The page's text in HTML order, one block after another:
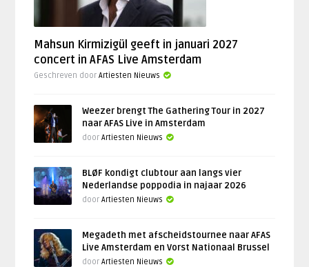
Mahsun Kirmizigül geeft in januari 2027
concert in AFAS Live Amsterdam
Geschreven doorArtiesten Nieuws
Weezer brengt The Gathering Tour in 2027
naar AFAS Live in Amsterdam
doorArtiesten Nieuws
BLØF kondigt clubtour aan langs vier
Nederlandse poppodia in najaar 2026
doorArtiesten Nieuws
Megadeth met afscheidstournee naar AFAS
Live Amsterdam en Vorst Nationaal Brussel
doorArtiesten Nieuws